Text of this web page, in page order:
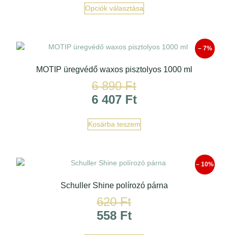
Opciók választása
– 7%
MOTIP üregvédő waxos pisztolyos 1000 ml
6 890Ft
6 407 Ft
Kosárba teszem
– 10%
Schuller Shine polírozó párna
620Ft
558 Ft